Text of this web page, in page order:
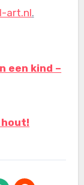
art.nl.
een kind –